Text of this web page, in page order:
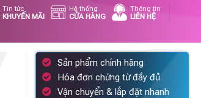
Tin tức
KHUYẾN MÃI
Hệ thống
CỬA HÀNG
Thông tin
LIÊN HỆ
Sản phẩm chính hãng
Hóa đơn chứng từ đầy đủ
Vận chuyển & lắp đặt nhanh